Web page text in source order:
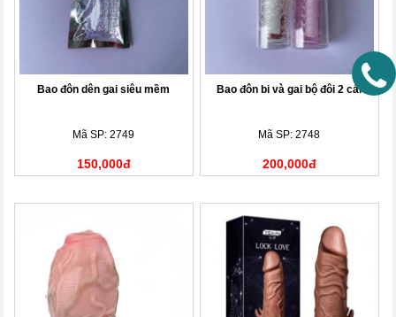
Bao đôn dên gai siêu mềm
Mã SP: 2749
150,000đ
Bao đôn bi và gai bộ đôi 2 cái
Mã SP: 2748
200,000đ